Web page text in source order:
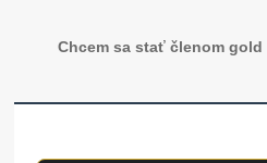
Chcem sa stať členom